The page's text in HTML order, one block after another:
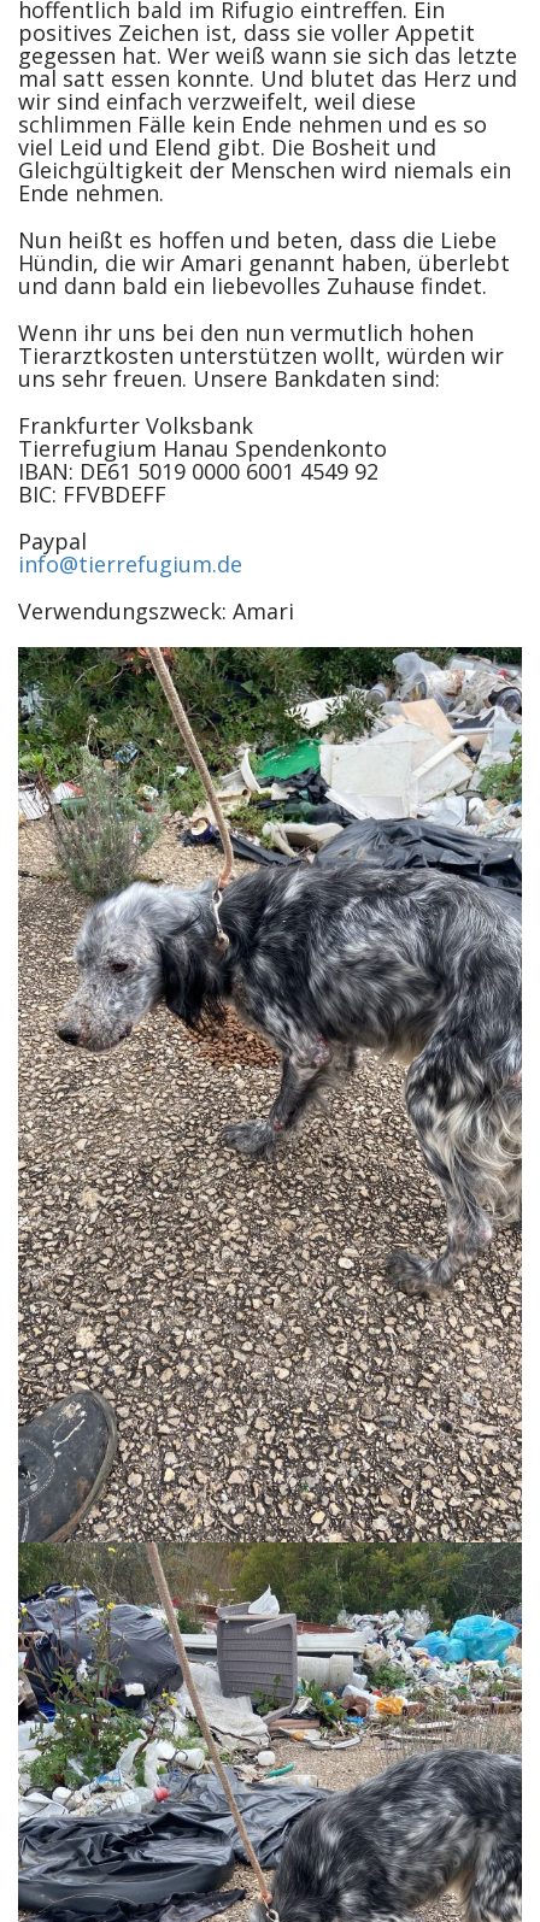
hoffentlich bald im Rifugio eintreffen. Ein
positives Zeichen ist, dass sie voller Appetit
gegessen hat. Wer weiß wann sie sich das letzte
mal satt essen konnte. Und blutet das Herz und
wir sind einfach verzweifelt, weil diese
schlimmen Fälle kein Ende nehmen und es so
viel Leid und Elend gibt. Die Bosheit und
Gleichgültigkeit der Menschen wird niemals ein
Ende nehmen.
Nun heißt es hoffen und beten, dass die Liebe
Hündin, die wir Amari genannt haben, überlebt
und dann bald ein liebevolles Zuhause findet.
Wenn ihr uns bei den nun vermutlich hohen
Tierarztkosten unterstützen wollt, würden wir
uns sehr freuen. Unsere Bankdaten sind:
Frankfurter Volksbank
Tierrefugium Hanau Spendenkonto
IBAN: DE61 5019 0000 6001 4549 92
BIC: FFVBDEFF
Paypal
info@tierrefugium.de
Verwendungszweck: Amari ‎